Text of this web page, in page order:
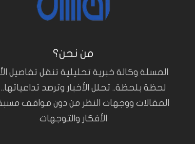
من نحن؟
المسلة وكالة خبرية تحليلية تنقل تفاصيل
لحظة بلحظة.. تحلل الأخبار وترصد
المقالات ووجهات النظر من دون مواقف
الأفكار والتوجهات